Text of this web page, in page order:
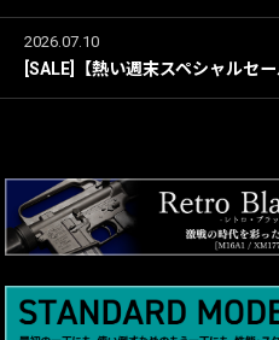
2026.07.10
[SALE]【熱い週末スペシャルセ